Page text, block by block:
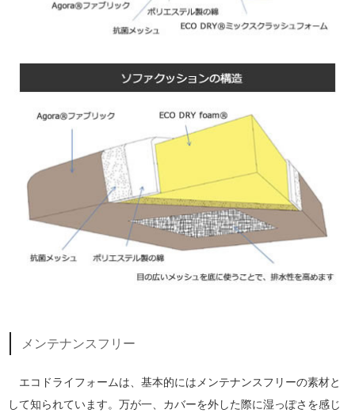
メンテナンスフリー
エコドライフォームは、基本的にはメンテナンスフリーの素材と
して知られています。万が一、カバーを外した際に湿っぽさを感じ